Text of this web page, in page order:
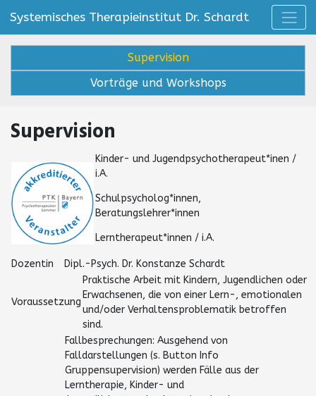
Systemisches Therapieinstitut Dr. Schardt
Supervision
Vorträge und Workshops
Supervision
Kinder- und Jugendpsychotherapeut*inen /
i.A.
Schulpsycholog*innen,
Beratungslehrer*innen
Lerntherapeut*innen / i.A.
Dozentin Dipl.-Psych. Dr. Konstanze Schardt
Voraussetzung
Praktische Arbeit mit Kindern, Jugendlichen oder
Erwachsenen, die von einer Lern-, emotionalen
und/oder Verhaltensproblematik betroffen
sind.
Fallbesprechungen: Ausgehend von
Falldarstellungen (s. Button Info
Gruppensupervision) werden Fälle aus der
Lerntherapie, Kinder- und